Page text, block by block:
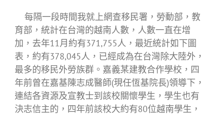
每隔一段時間我就上網查移民署，勞動部，教
育部，統計在台灣的越南人數，人數一直在增
加，去年11月約有371,755人，最近統計如下圖
表，約有378,045人，已經成為在台灣除大陸外，
最多的移民外勞族群。嘉義某建教合作學校，四
年前曾在嘉基陳志成醫師(現任恆基院長)領導下，
連結各資源及宣教士到該校關懷學生，學生也有
決志信主的，四年前該校大約有80位越南學生，